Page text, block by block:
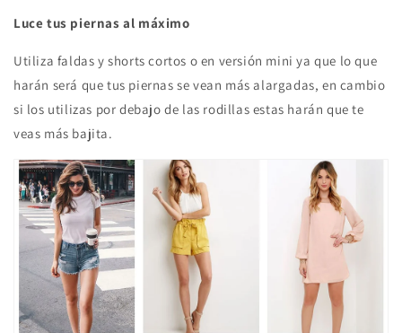
Luce tus piernas al máximo
Utiliza faldas y shorts cortos o en versión mini ya que lo que
harán será que tus piernas se vean más alargadas, en cambio
si los utilizas por debajo de las rodillas estas harán que te
veas más bajita.